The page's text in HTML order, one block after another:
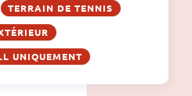
TERRAIN DE TENNIS
UNIQUEMENT